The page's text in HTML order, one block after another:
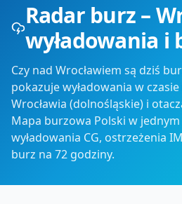
Radar burz –
wyładowania i
Czy nad Wrocławiem są dziś
pokazuje wyładowania w
Wrocławia (dolnośląskie) i
Mapa burzowa Polski w
wyładowania CG, ostrzeżenia
burz na 72 godziny.